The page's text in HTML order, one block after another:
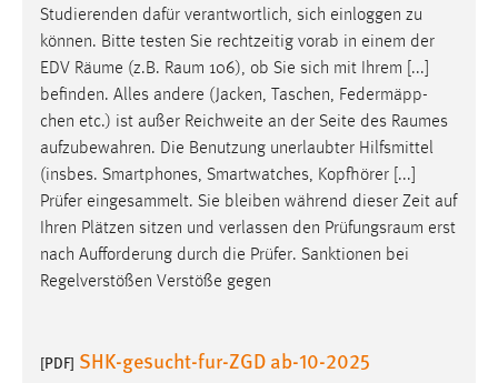
Studierenden dafür verantwortlich, sich einloggen zu
können. Bitte testen Sie rechtzeitig vorab in einem der
EDV Räume (z.B. Raum 106), ob Sie sich mit Ihrem [...]
befinden. Alles andere (Jacken, Taschen, Federmäpp-
chen etc.) ist außer Reichweite an der Seite des Raumes
aufzubewahren. Die Benutzung unerlaubter Hilfsmittel
(insbes. Smartphones, Smartwatches, Kopfhörer [...]
Prüfer eingesammelt. Sie bleiben während dieser Zeit auf
Ihren Plätzen sitzen und verlassen den Prüfungsraum erst
nach Aufforderung durch die Prüfer. Sanktionen bei
Regelverstößen Verstöße gegen
[PDF] SHK-gesucht-fur-ZGD ab-10-2025